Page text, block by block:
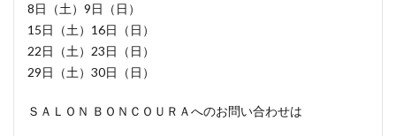
8日（土）9日（日）
15日（土）16日（日）
22日（土）23日（日）
29日（土）30日（日）
ＳＡＬＯＮ ＢＯＮＣＯＵＲＡへのお問い合わせは